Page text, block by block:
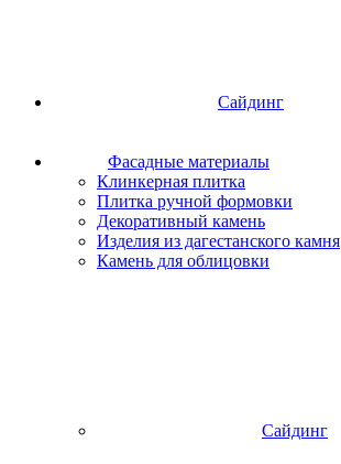
Сайдинг
Фасадные материалы
Клинкерная плитка
Плитка ручной формовки
Декоративный камень
Изделия из дагестанского камня
Камень для облицовки
Сайдинг